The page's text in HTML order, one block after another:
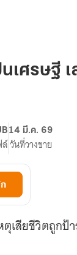
เศรษฐี เ
ล์
14 มี.ค. 69
วันที่วางขาย
สียชีวิตถูกป้า